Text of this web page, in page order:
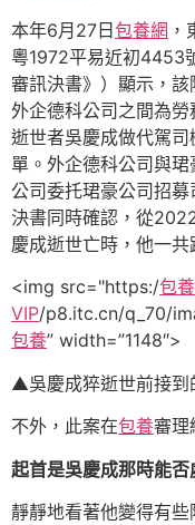
本年6月27日包養網
粵1972平易近初4453
審訊決書》）顯示，
外企德科公司之間為
逝世者吳慶成做代駕
單。外企德科公司與
公司委托珺豪公司招
決書同時確認，從
慶成逝世亡時，他一共
<img src="https:/包
VIP/p8.itc.cn/q_70/
包養” width=”1148″>
▲吳慶成猝逝世前接到
不外，此案在包養審
起首是吳慶成那時能
靜靜地看著他變得有